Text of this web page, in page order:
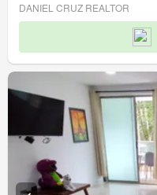
DANIEL CRUZ REALTOR